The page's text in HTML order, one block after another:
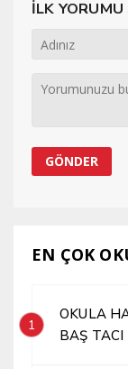
İLK
EN ÇOK
1
OKULA
BAŞ TACI